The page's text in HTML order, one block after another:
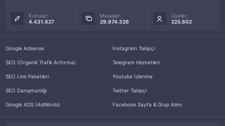
Konular:
4.431.827
Mesajlar:
29.974.326
Üyeler:
225.802
Google Adsense
SEO (Organik Trafik Arttırma)
SEO Link Paketleri
SEO Danışmanlığı
Google ADS (AdWords)
İnstagram Takipçi
Telegram Hizmetleri
Youtube İzlenme
Twitter Takipçi
Facebook Sayfa & Grup Alımı